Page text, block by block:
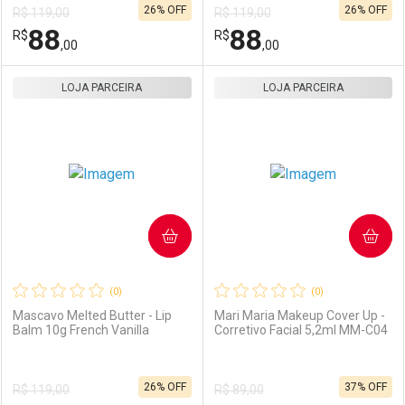
Comprar sem Desconto
Por R$ 46,00/cada
Comprar sem Desconto
Por R$ 46,00/cada
Comprar sem Desconto
Por R$ 46,00/cada
Comprar sem Desconto
Por R$ 46,00/cada
R$ 119,00
R$88,00
26% OFF
Comprar sem Desconto
R$ 119,00
R$88,00
26% OFF
Comprar sem Desconto
(0)
Mascavo Melted Butter - Lip
Balm 10g French Vanilla
LOJA PARCEIRA
R$ 119,00
26% OFF
COMPRAR
(0)
Mari Maria Makeup Cover Up -
Corretivo Facial 5,2ml MM-C04
LOJA PARCEIRA
R$ 89,00
37% OFF
COMPRAR